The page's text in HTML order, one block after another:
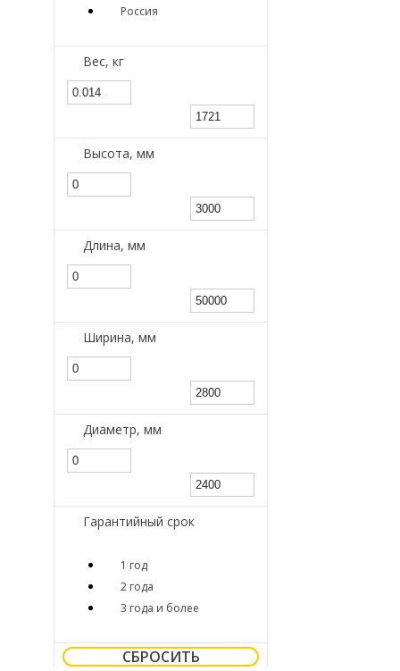
Россия
Вес, кг
Высота, мм
Длина, мм
Ширина, мм
Диаметр, мм
Гарантийный срок
1 год
2 года
3 года и более
СБРОСИТЬ